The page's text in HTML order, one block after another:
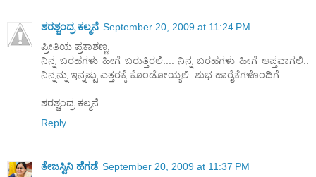
ಶರಶ್ಚಂದ್ರ ಕಲ್ಮನೆ September 20, 2009 at 11:24 PM
ಪ್ರೀತಿಯ ಪ್ರಕಾಶಣ್ಣ,
ನಿನ್ನ ಬರಹಗಳು ಹೀಗೆ ಬರುತ್ತಿರಲಿ.... ನಿನ್ನ ಬರಹಗಳು ಹೀಗೆ ಆಪ್ತವಾಗಲಿ..
ನಿನ್ನನ್ನು ಇನ್ನಷ್ಟು ಎತ್ತರಕ್ಕೆ ಕೊಂಡೋಯ್ಯಲಿ. ಶುಭ ಹಾರೈಕೆಗಳೊಂದಿಗೆ..
ಶರಶ್ಚಂದ್ರ ಕಲ್ಮನೆ
Reply
ತೇಜಸ್ವಿನಿ ಹೆಗಡೆ September 20, 2009 at 11:37 PM